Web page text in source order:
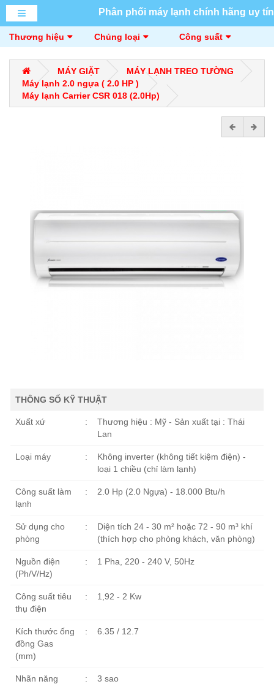
Phân phối máy lạnh chính hãng uy tín
Thương hiệu Chủng loại Công suất
MÁY GIẶT
MÁY LẠNH TREO TƯỜNG
Máy lạnh 2.0 ngựa ( 2.0 HP )
Máy lạnh Carrier CSR 018 (2.0Hp)
THÔNG SỐ KỸ THUẬT
Xuất xứ :
Thương hiệu : Mỹ - Sản xuất tại : Thái
Lan
Loại máy :
Không inverter (không tiết kiệm điện) -
loại 1 chiều (chỉ làm lạnh)
Công suất làm
lạnh
: 2.0 Hp (2.0 Ngựa) - 18.000 Btu/h
Sử dụng cho
phòng
:
Diện tích 24 - 30 m² hoặc 72 - 90 m³ khí
(thích hợp cho phòng khách, văn phòng)
Nguồn điện
(Ph/V/Hz)
: 1 Pha, 220 - 240 V, 50Hz
Công suất tiêu
thụ điện
: 1,92 - 2 Kw
Kích thước ống
đồng Gas
(mm)
: 6.35 / 12.7
Nhãn năng
: 3 sao